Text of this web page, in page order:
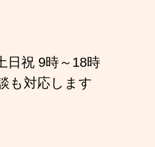
日祝 9時～18時
も対応します